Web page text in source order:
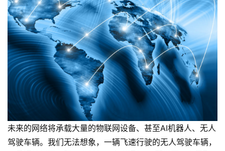
未来的网络将承载大量的物联网设备、甚至AI机器人、无人
驾驶车辆。我们无法想象，一辆飞速行驶的无人驾驶车辆，